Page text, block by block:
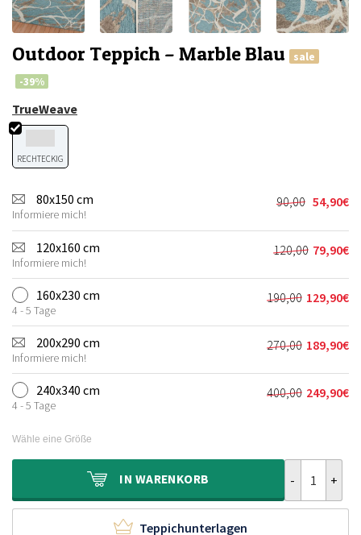
Outdoor Teppich – Marble Blau
sale
-39%
TrueWeave
RECHTECKIG
80x150 cm
Informiere mich!
90,00
Preis
war:
90,00€
54,90€
Aktueller
Preis
ist:
54,90€.
120x160 cm
Informiere mich!
120,00
Preis
war:
120,00€
79,90€
Aktueller
Preis
ist:
79,90€.
160x230 cm
4 - 5 Tage
190,00
Preis
war:
190,00€
129,90€
Aktueller
Preis
ist:
129,90€.
200x290 cm
Informiere mich!
270,00
Preis
war:
270,00€
189,90€
Aktueller
Preis
ist:
189,90€.
240x340 cm
4 - 5 Tage
400,00 249,90€
Aktueller
Wähle eine Größe
IN WARENKORB
Teppichunterlagen